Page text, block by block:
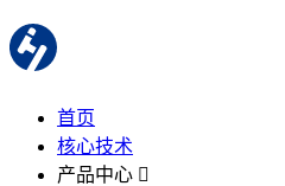
首页
核心技术
产品中心